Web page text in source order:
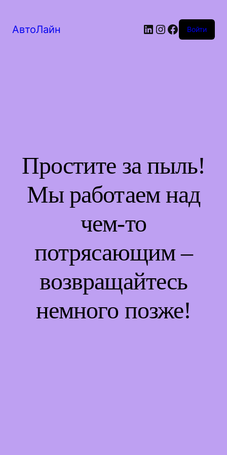
АвтоЛайн LinkedIn
Instagram
Facebook
Войти
Простите за пыль!
Мы работаем над
чем-то
потрясающим –
возвращайтесь
немного позже!